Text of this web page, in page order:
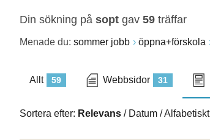
Din sökning på sopt gav 59 träffar
Menade du: sommer jobb öppna+förskola
59
Allt 31
Webbsidor
Sortera efter: Relevans / Datum /Alfabetiskt